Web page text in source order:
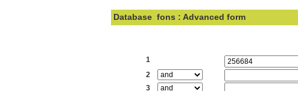
Database fons : Advanced form
1
2
3